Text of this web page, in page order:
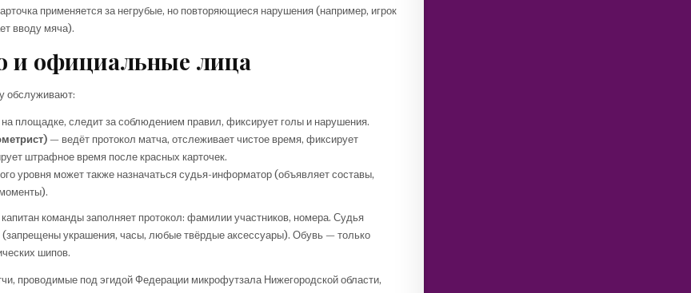
применяется за негрубые, но повторяющиеся нарушения (например, игрок
вводу мяча).
и официальные лица
обслуживают:
площадке, следит за соблюдением правил, фиксирует голы и нарушения.
— ведёт протокол матча, отслеживает чистое время, фиксирует
штрафное время после красных карточек.
уровня может также назначаться судья-информатор (объявляет составы,
команды заполняет протокол: фамилии участников, номера. Судья
(запрещены украшения, часы, любые твёрдые аксессуары). Обувь — только
шипов.
проводимые под эгидой Федерации микрофутзала Нижегородской области,